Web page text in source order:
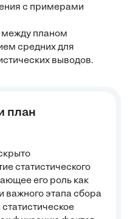
с примерами
между планом
средних для
выводов.
план
статистического
его роль как
важного этапа сбора